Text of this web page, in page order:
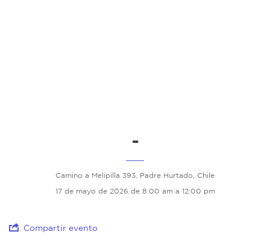
-
Camino a Melipilla 393, Padre Hurtado, Chile
17 de mayo de 2026 de 8:00 am a 12:00 pm
Compartir evento